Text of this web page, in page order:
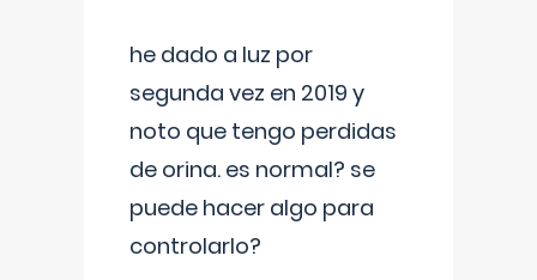
he dado a luz por
segunda vez en 2019 y
noto que tengo perdidas
de orina. es normal? se
puede hacer algo para
controlarlo?